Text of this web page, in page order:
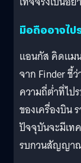
มือถืออาจไป
แอนกัส คิดแม
จาก Finder ชี้
ความถี่ต่ำที่ไป
ของเครื่องบิ
ปัจจุบันจะมีเท
รบกวนสัญญา